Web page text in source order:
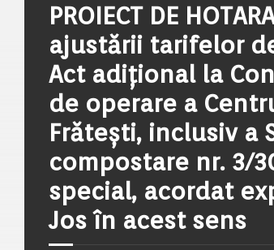
PROIECT DE
ajustării tarifelor
Act adițional la
de operare a
Frătești, inclusiv a
compostare nr. 3/
special, acordat
Jos în acest sens